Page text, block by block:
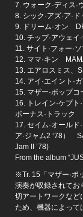
7. ウォーク·ディス
8. シック·アズ·ア·
9. ドリーム·オン
10. チップ·アウェ
11. サイト·フォー·
12. ママ·キン
13. エアロスミス、
14. アイ·エイント·
15. マザー·ポップ
16. トレイン·ケプ
ボーナス·トラック
17. セイム·オールド
ア·ジャム2 ‘78）
Jam II ’78)
From the album
※Tr. 15「マザー·ポ
演奏が収録されてお
切アートワークなど
ため、機器によって